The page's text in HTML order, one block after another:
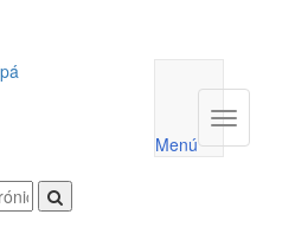
utilidades
Menú
Menú